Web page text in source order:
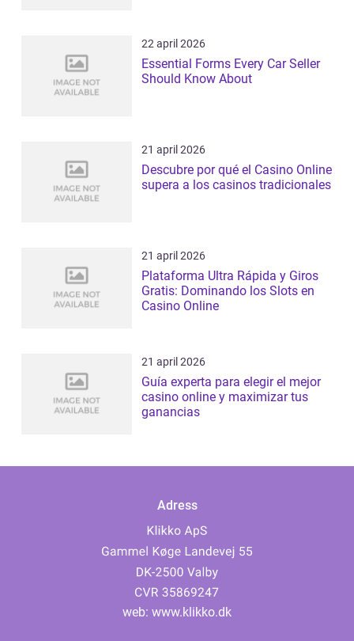
22 april 2026
Essential Forms Every Car Seller
Should Know About
21 april 2026
Descubre por qué el Casino Online
supera a los casinos tradicionales
21 april 2026
Plataforma Ultra Rápida y Giros
Gratis: Dominando los Slots en
Casino Online
21 april 2026
Guía experta para elegir el mejor
casino online y maximizar tus
ganancias
Adress
web: www.klikko.dk